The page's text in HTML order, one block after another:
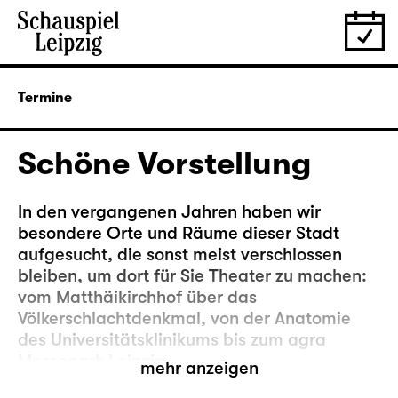
Termine
Schöne Vorstellung
In den vergangenen Jahren haben wir
besondere Orte und Räume dieser Stadt
aufgesucht, die sonst meist verschlossen
bleiben, um dort für Sie Theater zu machen:
vom Matthäikirchhof über das
Völkerschlachtdenkmal, von der Anatomie
des Universitätsklinikums bis zum agra
Messepark Leipzig.
Nun kehren wir noch mal zurück an einen
mehr anzeigen